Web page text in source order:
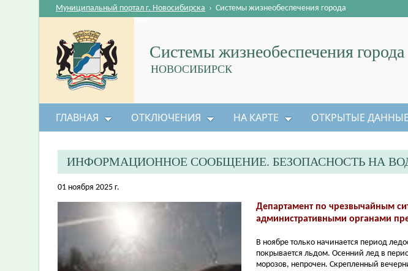
Системы жизнеобеспечения города
НОВОСИБИРСК
Муниципальный портал г. Новосибирска › Системы жизнеобеспечения города
ГЛАВНАЯ ОТКЛЮЧЕНИЯ НА КАРТЕ ОТКРЫТЫЕ ДАННЫЕ
ИНФОРМАЦИОННОЕ СООБЩЕНИЕ. БЕЗОПАСНОСТЬ НА
01 ноября 2025 г.
Департамент по чрезвычайным
административными органами
В ноябре только начинается период
покрывается льдом. Осенний лед в
морозов, непрочен. Скрепленный